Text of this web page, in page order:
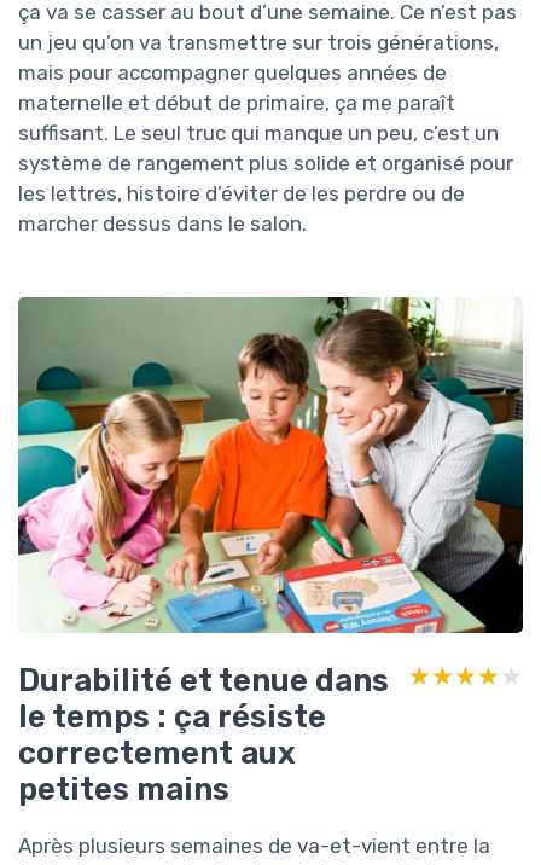
ça va se casser au bout d’une semaine. Ce n’est pas
un jeu qu’on va transmettre sur trois générations,
mais pour accompagner quelques années de
maternelle et début de primaire, ça me paraît
suffisant. Le seul truc qui manque un peu, c’est un
système de rangement plus solide et organisé pour
les lettres, histoire d’éviter de les perdre ou de
marcher dessus dans le salon.
Durabilité et tenue dans
le temps : ça résiste
correctement aux
petites mains
★★★★★
★★★★★
Après plusieurs semaines de va-et-vient entre la